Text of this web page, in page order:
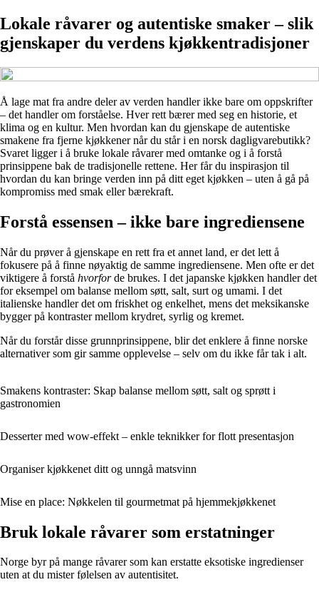
Lokale råvarer og autentiske smaker – slik
gjenskaper du verdens kjøkkentradisjoner
Å lage mat fra andre deler av verden handler ikke bare om oppskrifter
– det handler om forståelse. Hver rett bærer med seg en historie, et
klima og en kultur. Men hvordan kan du gjenskape de autentiske
smakene fra fjerne kjøkkener når du står i en norsk dagligvarebutikk?
Svaret ligger i å bruke lokale råvarer med omtanke og i å forstå
prinsippene bak de tradisjonelle rettene. Her får du inspirasjon til
hvordan du kan bringe verden inn på ditt eget kjøkken – uten å gå på
kompromiss med smak eller bærekraft.
Forstå essensen – ikke bare ingrediensene
Når du prøver å gjenskape en rett fra et annet land, er det lett å
fokusere på å finne nøyaktig de samme ingrediensene. Men ofte er det
viktigere å forstå hvorforde brukes. I det japanske kjøkken handler det
for eksempel om balanse mellom søtt, salt, surt og umami. I det
italienske handler det om friskhet og enkelhet, mens det meksikanske
bygger på kontraster mellom krydret, syrlig og kremet.
Når du forstår disse grunnprinsippene, blir det enklere å finne norske
alternativer som gir samme opplevelse – selv om du ikke får tak i alt.
Smakens kontraster: Skap balanse mellom søtt, salt og sprøtt i
gastronomien
Desserter med wow-effekt – enkle teknikker for flott presentasjon
Organiser kjøkkenet ditt og unngå matsvinn
Mise en place: Nøkkelen til gourmetmat på hjemmekjøkkenet
Bruk lokale råvarer som erstatninger
Norge byr på mange råvarer som kan erstatte eksotiske ingredienser
uten at du mister følelsen av autentisitet.